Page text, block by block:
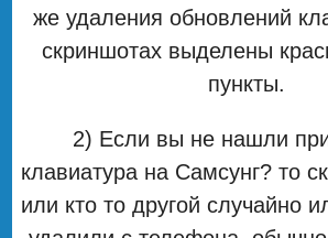
же удаления обновлений
скриншотах выделены
пункты.
2) Если вы не нашли
клавиатура на Самсунг? то
или кто то другой случайно